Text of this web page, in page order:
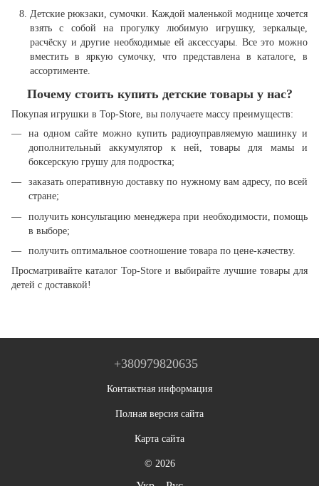
Детские рюкзаки, сумочки. Каждой маленькой моднице хочется
взять с собой на прогулку любимую игрушку, зеркальце,
расчёску и другие необходимые ей аксессуары. Все это можно
вместить в яркую сумочку, что представлена в каталоге, в
ассортименте.
Почему стоить купить детские товары у нас?
Покупая игрушки в Top-Store, вы получаете массу преимуществ:
на одном сайте можно купить радиоуправляемую машинку и
дополнительный аккумулятор к ней, товары для мамы и
боксерскую грушу для подростка;
заказать оперативную доставку по нужному вам адресу, по всей
стране;
получить консультацию менеджера при необходимости, помощь
в выборе;
получить оптимальное соотношение товара по цене-качеству.
Просматривайте каталог Top-Store и выбирайте лучшие товары для
детей с доставкой!
+380979820635
Контактная информация
Полная версия сайта
Карта сайта
© 2026